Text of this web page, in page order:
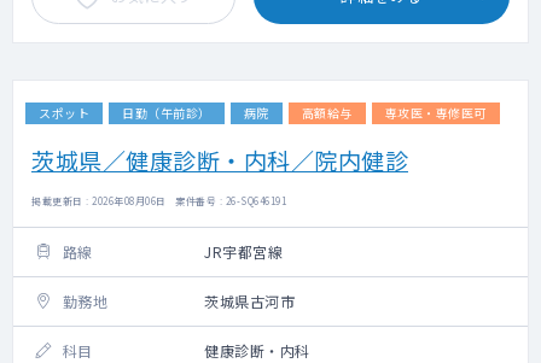
スポット 日勤（午前診） 病院 高額給与 専攻医・専修医可
茨城県／健康診断・内科／院内健診
掲載更新日 : 2026年08月06日 案件番号 : 26-SQ646191
路線 JR宇都宮線
勤務地 茨城県古河市
科目 健康診断・内科